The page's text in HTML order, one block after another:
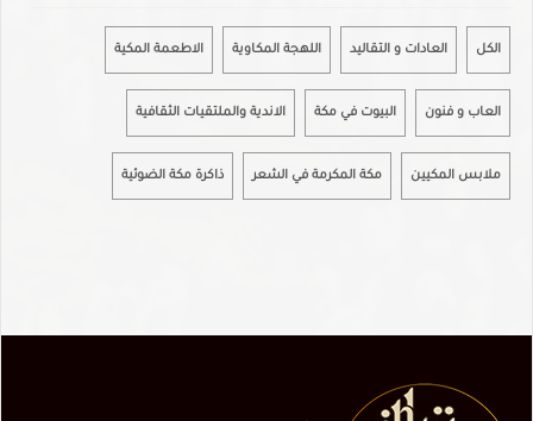
الكل العادات و التقاليد اللهجة المكاوية الاطعمة المكية
العاب و فنون البيوت في مكة الاندية والملتقيات الثقافية
ملابس المكيين مكة المكرمة في الشعر ذاكرة مكة الضوئية